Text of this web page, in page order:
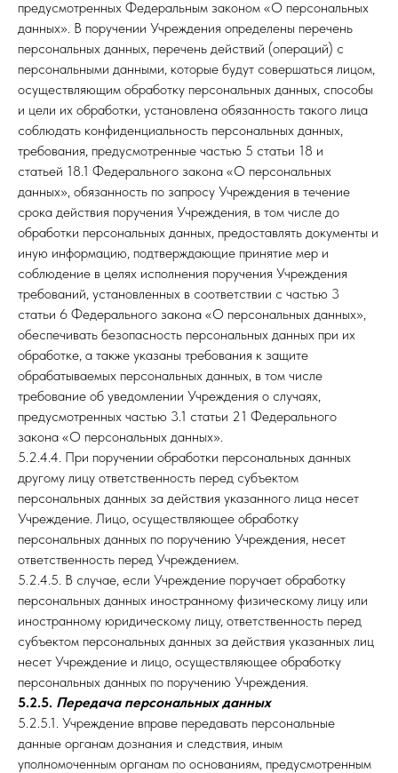
предусмотренных Федеральным законом «О персональных
данных». В поручении Учреждения определены перечень
персональных данных, перечень действий (операций) с
персональными данными, которые будут совершаться лицом,
осуществляющим обработку персональных данных, способы
и цели их обработки, установлена обязанность такого лица
соблюдать конфиденциальность персональных данных,
требования, предусмотренные частью 5 статьи 18 и
статьей 18.1 Федерального закона «О персональных
данных», обязанность по запросу Учреждения в течение
срока действия поручения Учреждения, в том числе до
обработки персональных данных, предоставлять документы и
иную информацию, подтверждающие принятие мер и
соблюдение в целях исполнения поручения Учреждения
требований, установленных в соответствии с частью 3
статьи 6 Федерального закона «О персональных данных»,
обеспечивать безопасность персональных данных при их
обработке, а также указаны требования к защите
обрабатываемых персональных данных, в том числе
требование об уведомлении Учреждения о случаях,
предусмотренных частью 3.1 статьи 21 Федерального
закона «О персональных данных».
5.2.4.4. При поручении обработки персональных данных
другому лицу ответственность перед субъектом
персональных данных за действия указанного лица несет
Учреждение. Лицо, осуществляющее обработку
персональных данных по поручению Учреждения, несет
ответственность перед Учреждением.
5.2.4.5. В случае, если Учреждение поручает обработку
персональных данных иностранному физическому лицу или
иностранному юридическому лицу, ответственность перед
субъектом персональных данных за действия указанных лиц
несет Учреждение и лицо, осуществляющее обработку
персональных данных по поручению Учреждения.
5.2.5. Передача персональных данных
5.2.5.1. Учреждение вправе передавать персональные
данные органам дознания и следствия, иным
уполномоченным органам по основаниям, предусмотренным